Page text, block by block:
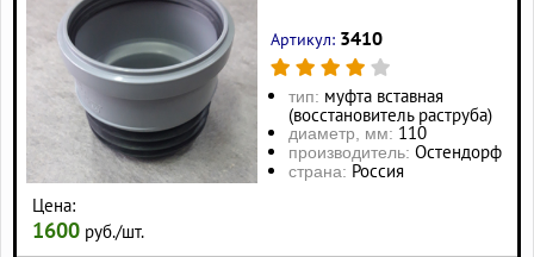
Цена:
1600 руб./шт.
Артикул: 3410
тип: муфта вставная
(восстановитель раструба)
диаметр, мм: 110
производитель: Остендорф
страна: Россия